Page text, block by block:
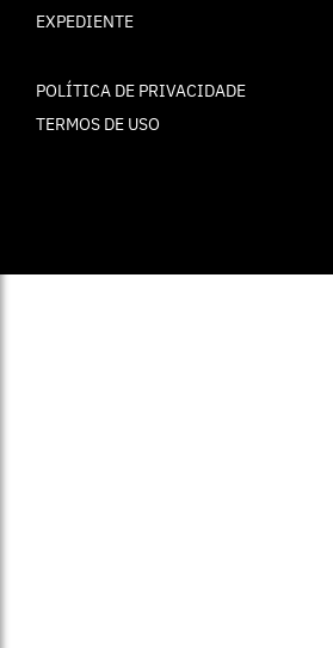
EXPEDIENTE
POLÍTICA DE PRIVACIDADE
TERMOS DE USO